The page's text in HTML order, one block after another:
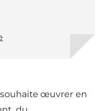
œuvrer en